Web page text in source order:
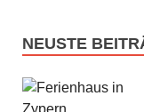
NEUSTE